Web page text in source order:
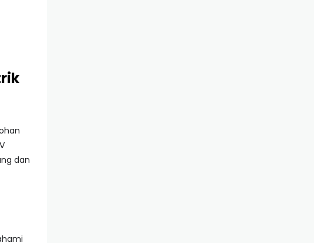
dan